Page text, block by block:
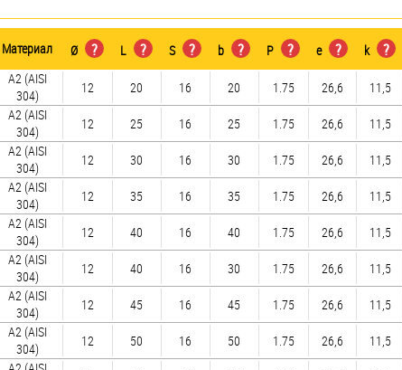
Материал Ø ? L ? S ? b ? P ? e ? k ?
А2 (AISI
304)
12 20 16 20 1.75 26,6 11,5
А2 (AISI
304)
12 25 16 25 1.75 26,6 11,5
А2 (AISI
304)
12 30 16 30 1.75 26,6 11,5
А2 (AISI
304)
12 35 16 35 1.75 26,6 11,5
А2 (AISI
304)
12 40 16 40 1.75 26,6 11,5
А2 (AISI
304)
12 40 16 30 1.75 26,6 11,5
А2 (AISI
304)
12 45 16 45 1.75 26,6 11,5
А2 (AISI
304)
12 50 16 50 1.75 26,6 11,5